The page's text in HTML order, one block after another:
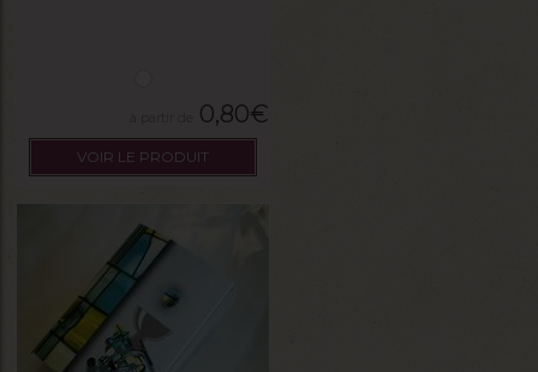
0,80€
VOIR LE PRODUIT